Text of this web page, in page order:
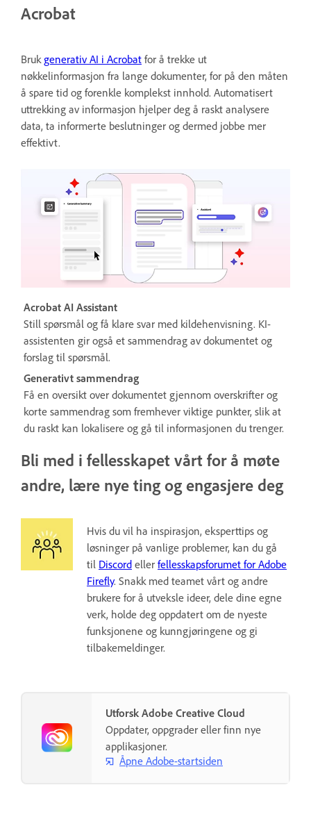
Acrobat
Brukgenerativ AI i Acrobat for å trekke ut
nøkkelinformasjon fra lange dokumenter, for på den måten
å spare tid og forenkle komplekst innhold. Automatisert
uttrekking av informasjon hjelper deg å raskt analysere
data, ta informerte beslutninger og dermed jobbe mer
effektivt.
Acrobat AI Assistant
Still spørsmål og få klare svar med kildehenvisning. KI-
assistenten gir også et sammendrag av dokumentet og
forslag til spørsmål.
Generativt sammendrag
Få en oversikt over dokumentet gjennom overskrifter og
korte sammendrag som fremhever viktige punkter, slik at
du raskt kan lokalisere og gå til informasjonen du trenger.​
Bli med i fellesskapet vårt for å møte
andre, lære nye ting og engasjere deg
Hvis du vil ha inspirasjon, eksperttips og
løsninger på vanlige problemer, kan du gå
til Discord eller fellesskapsforumet for Adobe
Firefly. Snakk med teamet vårt og andre
brukere for å utveksle ideer, dele dine egne
verk, holde deg oppdatert om de nyeste
funksjonene og kunngjøringene og gi
tilbakemeldinger.
Utforsk Adobe Creative Cloud
Oppdater, oppgrader eller finn nye
applikasjoner.
Åpne Adobe-startsiden